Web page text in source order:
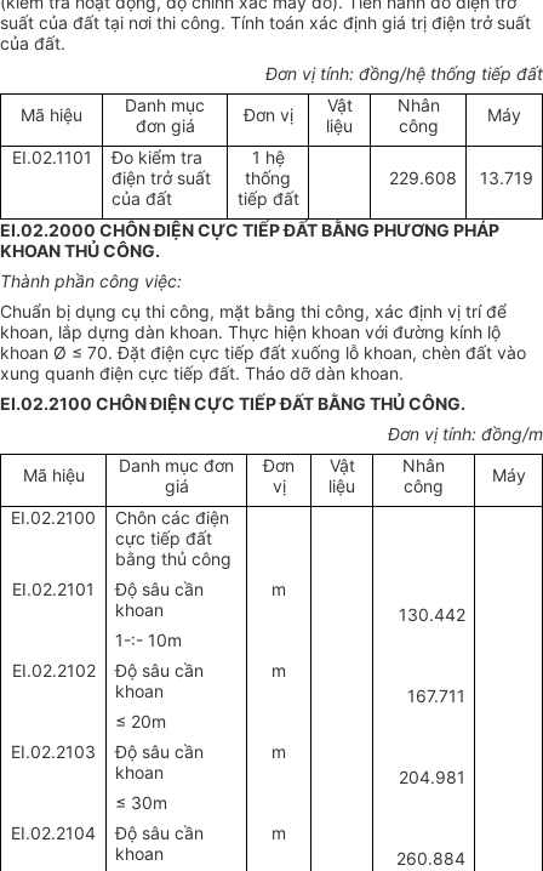
suất của đất tại nơi thi công. Tính toán xác định giá trị điện trở suất
của đất.
Đơn vị tính: đồng/hệ thống tiếp đất
Mã hiệu
Danh mục
đơn giá
Đơn vị
Vật
liệu
Nhân
công
Máy
EI.02.1101
Đo kiểm tra
điện trở suất
của đất
1 hệ
thống
tiếp đất
229.608 13.719
EI.02.2000 CHÔN ĐIỆN CỰC TIẾP ĐẤT BẰNG PHƯƠNG PHÁP
KHOAN THỦ CÔNG.
Thành phần công việc:
Chuẩn bị dụng cụ thi công, mặt bằng thi công, xác định vị trí để
khoan, lắp dựng dàn khoan. Thực hiện khoan với đường kính lộ
khoan Ø ≤ 70. Đặt điện cực tiếp đất xuống lỗ khoan, chèn đất vào
xung quanh điện cực tiếp đất. Tháo dỡ dàn khoan.
EI.02.2100 CHÔN ĐIỆN CỰC TIẾP ĐẤT BẰNG THỦ CÔNG.
Đơn vị tính: đồng/m
Mã hiệu
Danh mục đơn
giá
Đơn
vị
Vật
liệu
Nhân
công
Máy
EI.02.2100
Chôn các điện
cực tiếp đất
bằng thủ công
EI.02.2101
Độ sâu cần
khoan
1-:- 10m
m
130.442
EI.02.2102
Độ sâu cần
khoan
≤ 20m
m
167.711
EI.02.2103
Độ sâu cần
khoan
≤ 30m
m
204.981
EI.02.2104
Độ sâu cần
khoan
m
260.884